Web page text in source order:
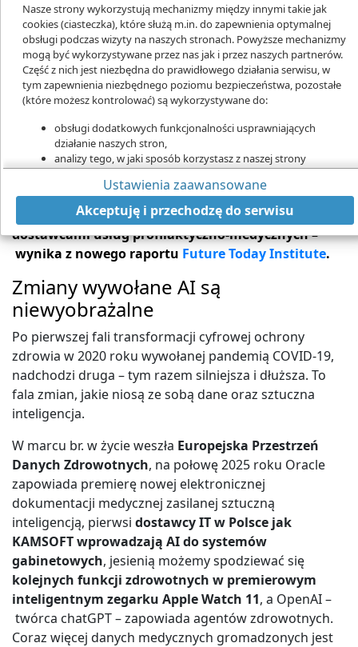
Raport Future Today Institute co roku przygląda się z bliska trendom w
technologiach dla ochrony zdrowia. W tym roku dominującym tematem jest
intensywne wykorzystane danych w profilaktyce, diagnostyce i leczeniu
Formułuje się nowy porządek w ochronie zdrowia,
gdzie AI na dobre wchodzi do gabinetu lekarskiego,
a firmy takie jak Apple czy Google stają się neo-
dostawcami usług profilaktyczno-medycznych –
wynika z nowego raportu Future Today Institute.
Zmiany wywołane AI są
niewyobrażalne
Po pierwszej fali transformacji cyfrowej ochrony
zdrowia w 2020 roku wywołanej pandemią COVID-19,
nadchodzi druga – tym razem silniejsza i dłuższa. To
fala zmian, jakie niosą ze sobą dane oraz sztuczna
inteligencja.
W marcu br. w życie weszła Europejska Przestrzeń
Danych Zdrowotnych, na połowę 2025 roku Oracle
zapowiada premierę nowej elektronicznej
dokumentacji medycznej zasilanej sztuczną
inteligencją, pierwsi dostawcy IT w Polsce jak
KAMSOFT wprowadzają AI do systemów
gabinetowych, jesienią możemy spodziewać się
kolejnych funkcji zdrowotnych w premierowym
inteligentnym zegarku Apple Watch 11, a OpenAI –
twórca chatGPT – zapowiada agentów zdrowotnych.
Coraz więcej danych medycznych gromadzonych jest
Nasze strony wykorzystują mechanizmy między innymi takie jak
cookies (ciasteczka), które służą m.in. do zapewnienia optymalnej
obsługi podczas wizyty na naszych stronach. Powyższe mechanizmy
mogą być wykorzystywane przez nas jak i przez naszych partnerów.
Część z nich jest niezbędna do prawidłowego działania serwisu, w
tym zapewnienia niezbędnego poziomu bezpieczeństwa, pozostałe
(które możesz kontrolować) są wykorzystywane do:
obsługi dodatkowych funkcjonalności usprawniających
działanie naszych stron,
analizy tego, w jaki sposób korzystasz z naszej strony
marketingu bezpośredniego,
udostępniania funkcji mediów społecznościowych.
Kliknij „Akceptuję i przechodzę do strony”, aby wyrazić zgodę
na przetwarzanie przez nas i naszych partnerów Twoich
danych w powyższych celach.
Pamiętaj, że wyrażenie zgody jest dobrowolne, a wyrażoną zgodę
możesz w każdej chwili cofnąć, możesz też wycofać zgodę na
przetwarzanie Twoich danych tylko w niektórych celach. Jeżeli
chcesz dowiedzieć się więcej lub chcesz przeprowadzić konfigurację
szczegółową - możesz tego dokonać za pomocą „Ustawień
zaawansowanych”.
Więcej informacji na temat wykorzystywania narzędzi zewnętrznych
na naszych stronach znajdziesz wPolityce cookies.
Ustawienia zaawansowane
Akceptuję i przechodzę do serwisu